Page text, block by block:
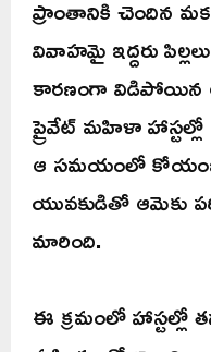
ప్రాంతానికి చెందిన
వివాహమై ఇద్దరు
కారణంగా విడిపోయిన
ప్రైవేట్ మహిళా హాస్టల్లో
ఆ సమయంలో
యువకుడితో ఆమెకు
మారింది.
ఈ క్రమంలో హాస్టల్లో